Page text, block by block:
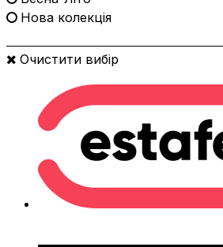
Нова колекція
Очистити вибір